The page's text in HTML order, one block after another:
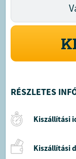
RÉSZLETES
Kiszállítási
Kiszállítási